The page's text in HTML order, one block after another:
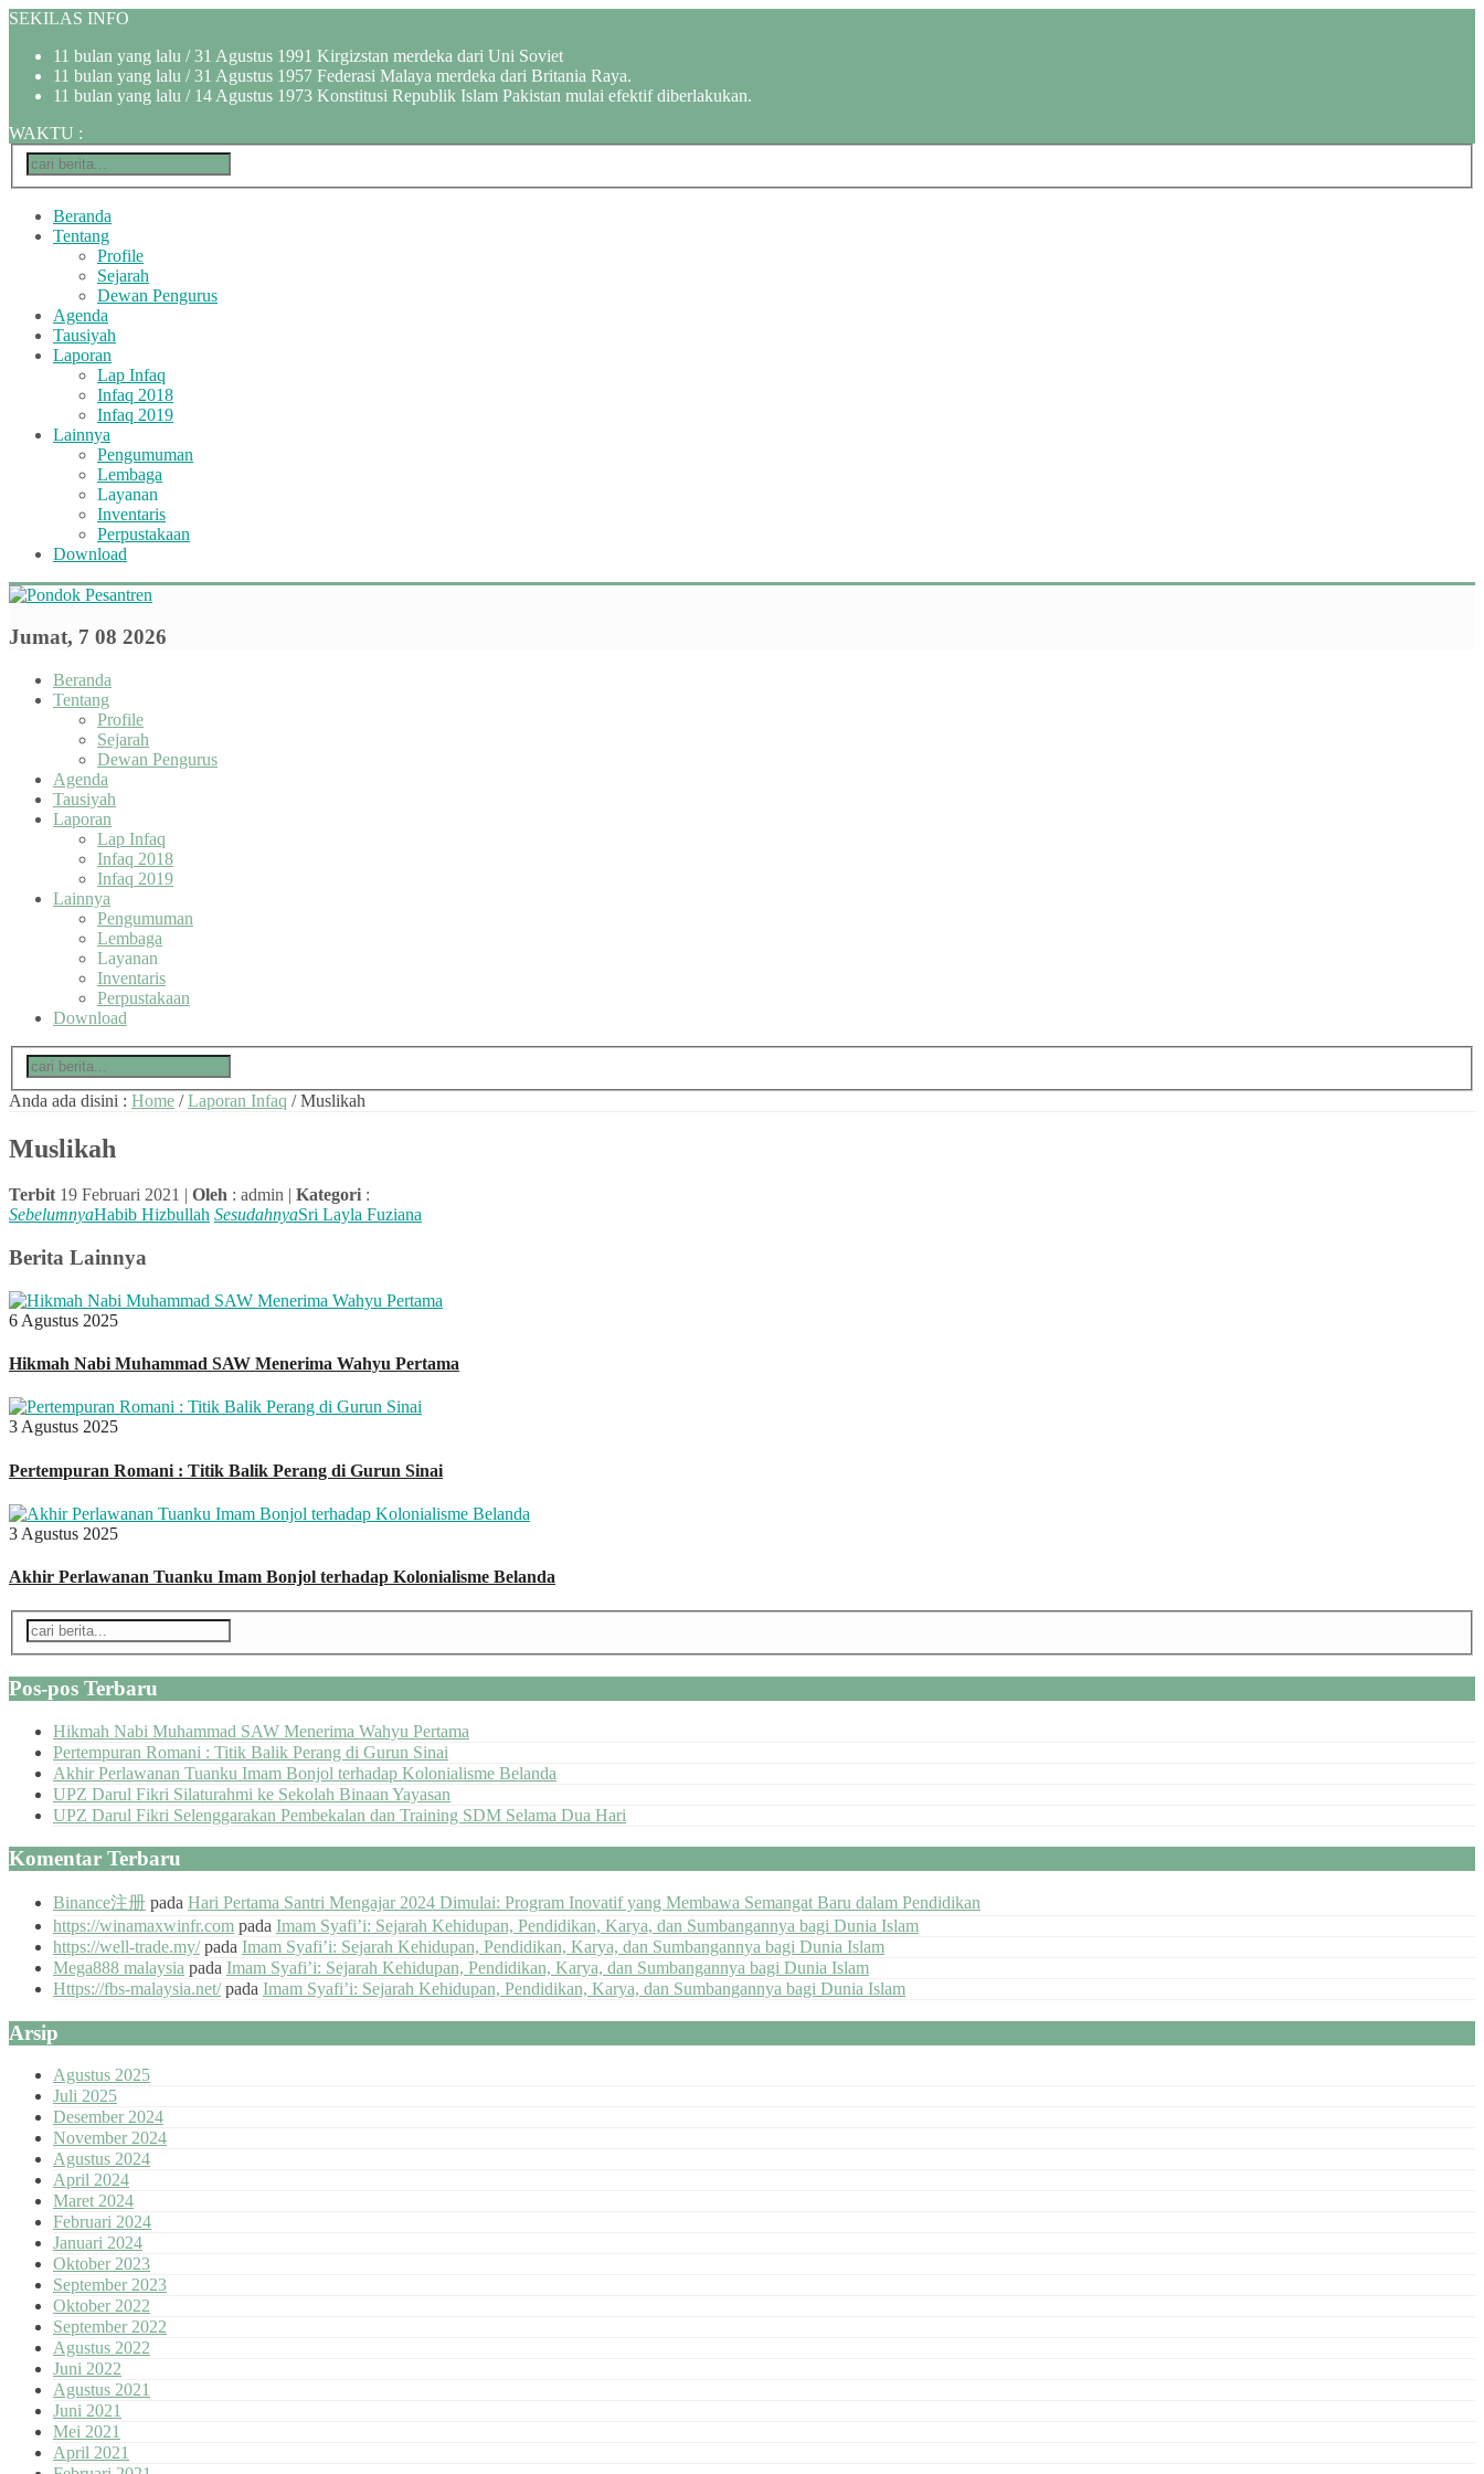
SEKILAS INFO
11 bulan yang lalu / 31 Agustus 1991 Kirgizstan merdeka dari Uni Soviet
11 bulan yang lalu / 31 Agustus 1957 Federasi Malaya merdeka dari Britania Raya.
11 bulan yang lalu / 14 Agustus 1973 Konstitusi Republik Islam Pakistan mulai efektif diberlakukan.
WAKTU :
Beranda
Tentang
Profile
Sejarah
Dewan Pengurus
Agenda
Tausiyah
Laporan
Lap Infaq
Infaq 2018
Infaq 2019
Lainnya
Pengumuman
Lembaga
Layanan
Inventaris
Perpustakaan
Download
Jumat, 7 08 2026
Beranda
Tentang
Profile
Sejarah
Dewan Pengurus
Agenda
Tausiyah
Laporan
Lap Infaq
Infaq 2018
Infaq 2019
Lainnya
Pengumuman
Lembaga
Layanan
Inventaris
Perpustakaan
Download
Anda ada disini : Home /Laporan Infaq /Muslikah
Muslikah
Terbit 19 Februari 2021 | Oleh : admin | Kategori :
SebelumnyaHabib Hizbullah SesudahnyaSri Layla Fuziana
Berita Lainnya
6 Agustus 2025
Hikmah Nabi Muhammad SAW Menerima Wahyu Pertama
3 Agustus 2025
Pertempuran Romani : Titik Balik Perang di Gurun Sinai
3 Agustus 2025
Akhir Perlawanan Tuanku Imam Bonjol terhadap Kolonialisme Belanda
Pos-pos Terbaru
Hikmah Nabi Muhammad SAW Menerima Wahyu Pertama
Pertempuran Romani : Titik Balik Perang di Gurun Sinai
Akhir Perlawanan Tuanku Imam Bonjol terhadap Kolonialisme Belanda
UPZ Darul Fikri Silaturahmi ke Sekolah Binaan Yayasan
UPZ Darul Fikri Selenggarakan Pembekalan dan Training SDM Selama Dua Hari
Komentar Terbaru
Binance注册 pada Hari Pertama Santri Mengajar 2024 Dimulai: Program Inovatif yang Membawa Semangat Baru dalam Pendidikan
https://winamaxwinfr.com pada Imam Syafi’i: Sejarah Kehidupan, Pendidikan, Karya, dan Sumbangannya bagi Dunia Islam
https://well-trade.my/pada Imam Syafi’i: Sejarah Kehidupan, Pendidikan, Karya, dan Sumbangannya bagi Dunia Islam
Mega888 malaysia pada Imam Syafi’i: Sejarah Kehidupan, Pendidikan, Karya, dan Sumbangannya bagi Dunia Islam
Https://fbs-malaysia.net/pada Imam Syafi’i: Sejarah Kehidupan, Pendidikan, Karya, dan Sumbangannya bagi Dunia Islam
Arsip
Agustus 2025
Juli 2025
Desember 2024
November 2024
Agustus 2024
April 2024
Maret 2024
Februari 2024
Januari 2024
Oktober 2023
September 2023
Oktober 2022
September 2022
Agustus 2022
Juni 2022
Agustus 2021
Juni 2021
Mei 2021
April 2021